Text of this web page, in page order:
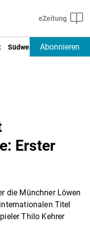
Südwest Deutschland
Abonnieren
Erster
die Münchner Löwen
Titel
Thilo Kehrer